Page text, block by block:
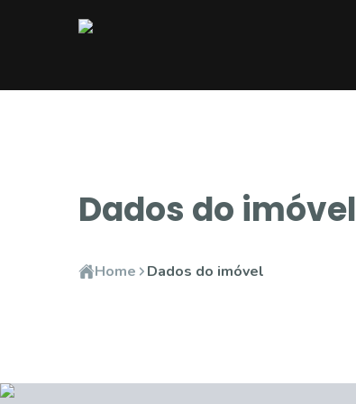
Dados do imóvel
Home Dados do imóvel